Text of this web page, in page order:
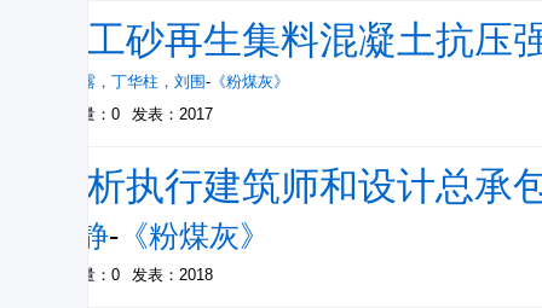
人工砂再生集料混凝土抗压
周白露 ， 丁华柱 ， 刘围- 《粉煤灰》
被引量：0
发表：2017
浅析执行建筑师和设计总承
定静- 《粉煤灰》
被引量：0 发表：2018